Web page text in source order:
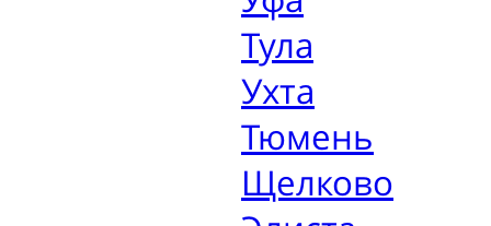
Тула
Ухта
Тюмень
Щелково